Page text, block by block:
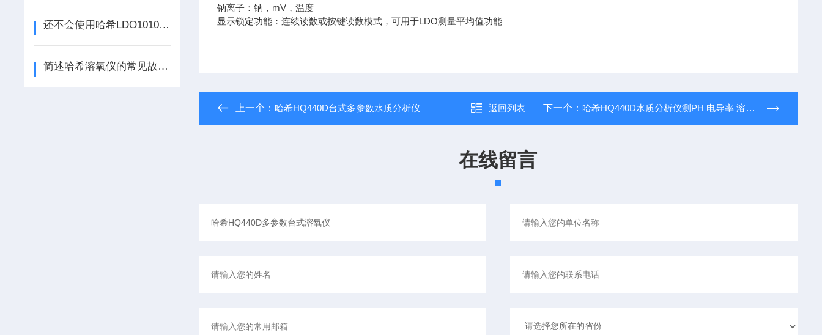
还不会使用哈希LDO10103溶氧电极？进来看
简述哈希溶氧仪的常见故障相应解决方法
钠离子：钠，mV，温度
显示锁定功能：连续读数或按键读数模式，可用于LDO测量平均值功能
上一个： 哈希HQ440D台式多参数水质分析仪 返回列表 下一个： 哈希HQ440D水质分析仪测PH 电导率 溶氧仪
在线留言